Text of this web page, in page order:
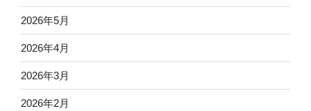
2026年5月
2026年4月
2026年3月
2026年2月